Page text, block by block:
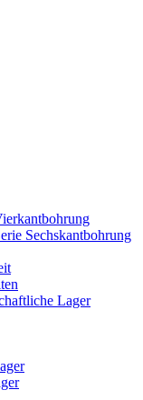
Sechskantbohrung
Lager